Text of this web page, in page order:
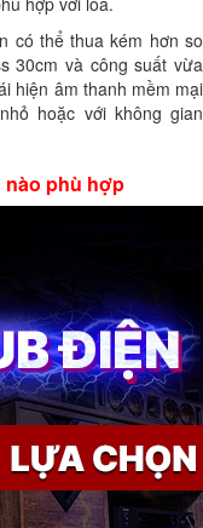
có thể thua kém hơn so
30cm và công suất vừa
hiện âm thanh mềm mại
hoặc với không gian
nào phù hợp